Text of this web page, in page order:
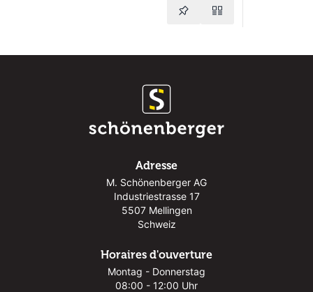
Adresse
M. Schönenberger AG
Industriestrasse 17
5507 Mellingen
Schweiz
Horaires d'ouverture
Montag - Donnerstag
08:00 - 12:00 Uhr